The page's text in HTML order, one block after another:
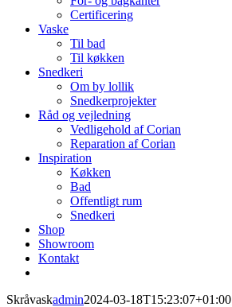
Certificering
Vaske
Til bad
Til køkken
Snedkeri
Om by lollik
Snedkerprojekter
Råd og vejledning
Vedligehold af Corian
Reparation af Corian
Inspiration
Køkken
Bad
Offentligt rum
Snedkeri
Shop
Showroom
Kontakt
Skråvaskadmin2024-03-18T15:23:07+01:00